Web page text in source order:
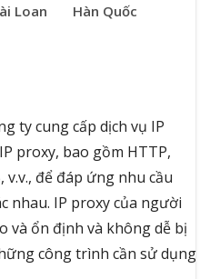
Loan Hàn Quốc
ty cung cấp dịch vụ IP
proxy, bao gồm HTTP,
v.v., để đáp ứng nhu cầu
nhau. IP proxy của người
và ổn định và không dễ bị
công trình cần sử dụng